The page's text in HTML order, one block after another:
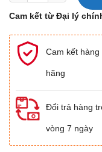
Cam kết từ Đại lý
Cam kết hàng
hãng
Đổi trả hàng
vòng 7 ngày